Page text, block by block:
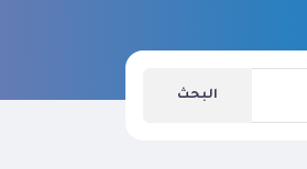
البحث